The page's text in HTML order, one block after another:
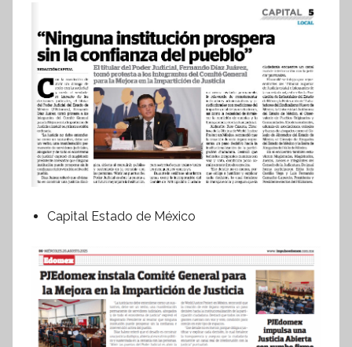
Capital Estado de México